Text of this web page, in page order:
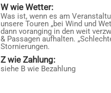
W wie Wetter:
Was ist, wenn es am
unsere Touren „bei Wind und
dann voranging in den weit
& Passagen aufhalten.
Stornierungen.
Z wie Zahlung:
siehe B wie Bezahlung